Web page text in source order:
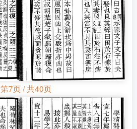
第7页 / 共40页